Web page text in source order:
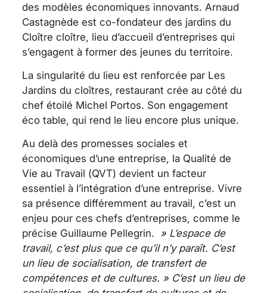
des modèles économiques innovants. Arnaud
Castagnède est co-fondateur des jardins du
Cloître cloître, lieu d’accueil d’entreprises qui
s’engagent à former des jeunes du territoire.
La singularité du lieu est renforcée par Les
Jardins du cloîtres, restaurant crée au côté du
chef étoilé Michel Portos. Son engagement
éco table, qui rend le lieu encore plus unique.
Au delà des promesses sociales et
économiques d’une entreprise, la Qualité de
Vie au Travail (QVT) devient un facteur
essentiel à l’intégration d’une entreprise. Vivre
sa présence différemment au travail, c’est un
enjeu pour ces chefs d’entreprises, comme le
précise Guillaume Pellegrin. » L’espace de
travail, c’est plus que ce qu’il n’y paraît. C’est
un lieu de socialisation, de transfert de
compétences et de cultures. » C’est un lieu de